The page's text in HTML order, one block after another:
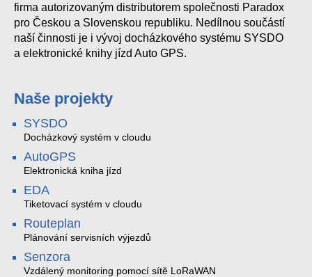
firma autorizovaným distributorem společnosti Paradox
pro Českou a Slovenskou republiku. Nedílnou součástí
naší činnosti je i vývoj docházkového systému SYSDO
a elektronické knihy jízd Auto GPS.
Naše projekty
SYSDO
Docházkový systém v cloudu
AutoGPS
Elektronická kniha jízd
EDA
Tiketovací systém v cloudu
Routeplan
Plánování servisních výjezdů
Senzora
Vzdálený monitoring pomocí sítě LoRaWAN